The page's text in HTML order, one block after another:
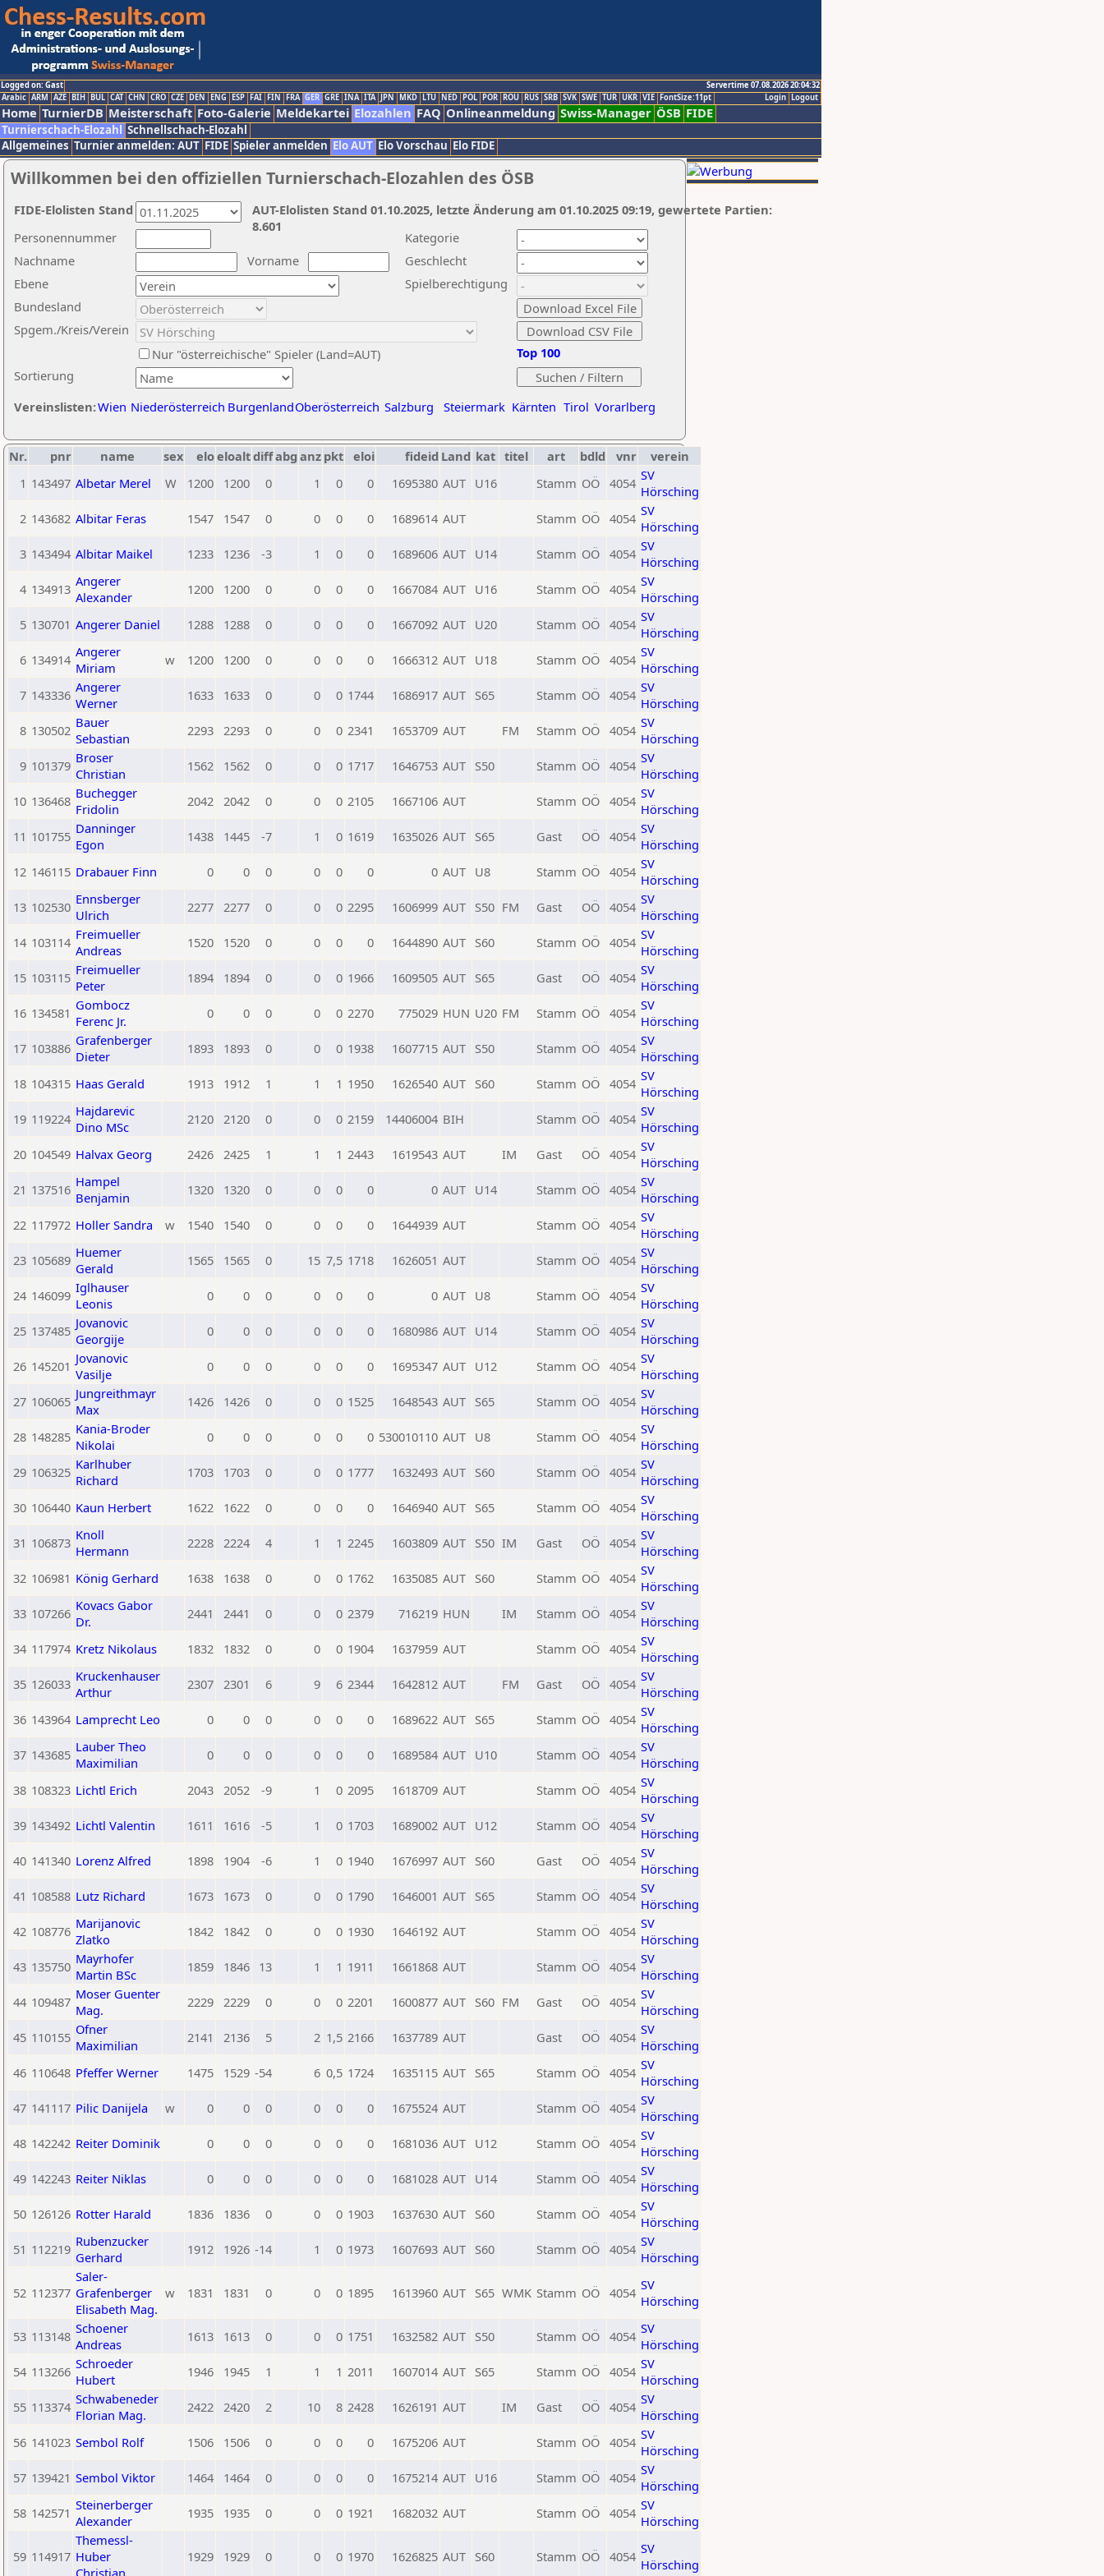
Logged on: Gast
Servertime 07.08.2026 20:04:32
Logout
Login
Arabic ARM AZE BIH BUL CAT CHN CRO CZE DEN ENG ESP FAI FIN FRA GER GRE INA ITA JPN MKD LTU NED POL POR ROU RUS SRB SVK SWE TUR UKR VIE FontSize:11pt
Home TurnierDB Meisterschaft Foto-Galerie Meldekartei Elozahlen FAQ Onlineanmeldung Swiss-Manager ÖSB FIDE
Turnierschach-Elozahl Schnellschach-Elozahl
Allgemeines Turnier anmelden: AUT FIDE Spieler anmelden Elo AUT Elo Vorschau Elo FIDE
Willkommen bei den offiziellen Turnierschach-Elozahlen des ÖSB
Nachname
Vorname
Ebene
Kategorie
Sortierung
Personennummer
Bundesland
Spgem./Kreis/Verein
Geschlecht
Nur "österreichische" Spieler (Land=AUT)
Spielberechtigung
Vereinslisten:Wien Niederösterreich BurgenlandOberösterreich Salzburg Steiermark Kärnten Tirol Vorarlberg
Top 100
AUT-Elolisten Stand 01.10.2025, letzte Änderung am 01.10.2025 09:19, gewertete Partien:
8.601
FIDE-Elolisten Stand
Nr. pnr name sex eloeloaltdiffabg anz pkt eloi fideid Land kat titel art bdld vnr
verein
1 143497 Albetar Merel W 1200 1200 0 1 0 0 1695380 AUT U16 Stamm OÖ 4054 SV
Hörsching
2 143682 Albitar Feras 1547 1547 0 0 0 0 1689614 AUT Stamm OÖ 4054 SV
Hörsching
3 143494 Albitar Maikel 1233 1236 -3 1 0 0 1689606 AUT U14 Stamm OÖ 4054 SV
Hörsching
4 134913 Angerer
Alexander
1200 1200 0 0 0 0 1667084 AUT U16 Stamm OÖ 4054 SV
Hörsching
5 130701 Angerer Daniel 1288 1288 0 0 0 0 1667092 AUT U20 Stamm OÖ 4054 SV
Hörsching
6 134914 Angerer
Miriam
w 1200 1200 0 0 0 0 1666312 AUT U18 Stamm OÖ 4054 SV
Hörsching
7 143336 Angerer
Werner
1633 1633 0 0 0 1744 1686917 AUT S65 Stamm OÖ 4054 SV
Hörsching
8 130502 Bauer
Sebastian
2293 2293 0 0 0 2341 1653709 AUT FM Stamm OÖ 4054 SV
Hörsching
9 101379 Broser
Christian
1562 1562 0 0 0 1717 1646753 AUT S50 Stamm OÖ 4054 SV
Hörsching
10 136468 Buchegger
Fridolin
2042 2042 0 0 0 2105 1667106 AUT Stamm OÖ 4054 SV
Hörsching
11 101755 Danninger
Egon
1438 1445 -7 1 0 1619 1635026 AUT S65 Gast OÖ 4054 SV
Hörsching
12 146115 Drabauer Finn 0 0 0 0 0 0 0 AUT U8 Stamm OÖ 4054 SV
Hörsching
13 102530 Ennsberger
Ulrich
2277 2277 0 0 0 2295 1606999 AUT S50 FM Gast OÖ 4054 SV
Hörsching
14 103114 Freimueller
Andreas
1520 1520 0 0 0 0 1644890 AUT S60 Stamm OÖ 4054 SV
Hörsching
15 103115 Freimueller
Peter
1894 1894 0 0 0 1966 1609505 AUT S65 Gast OÖ 4054 SV
Hörsching
16 134581 Gombocz
Ferenc Jr.
0 0 0 0 0 2270 775029 HUN U20 FM Stamm OÖ 4054 SV
Hörsching
17 103886 Grafenberger
Dieter
1893 1893 0 0 0 1938 1607715 AUT S50 Stamm OÖ 4054 SV
Hörsching
18 104315 Haas Gerald 1913 1912 1 1 1 1950 1626540 AUT S60 Stamm OÖ 4054 SV
Hörsching
19 119224 Hajdarevic
Dino MSc
2120 2120 0 0 0 2159 14406004 BIH Stamm OÖ 4054 SV
Hörsching
20 104549 Halvax Georg 2426 2425 1 1 1 2443 1619543 AUT IM Gast OÖ 4054 SV
Hörsching
21 137516 Hampel
Benjamin
1320 1320 0 0 0 0 0 AUT U14 Stamm OÖ 4054 SV
Hörsching
22 117972 Holler Sandra w 1540 1540 0 0 0 0 1644939 AUT Stamm OÖ 4054 SV
Hörsching
23 105689 Huemer
Gerald
1565 1565 0 15 7,5 1718 1626051 AUT Stamm OÖ 4054 SV
Hörsching
24 146099 Iglhauser
Leonis
0 0 0 0 0 0 0 AUT U8 Stamm OÖ 4054 SV
Hörsching
25 137485 Jovanovic
Georgije
0 0 0 0 0 0 1680986 AUT U14 Stamm OÖ 4054 SV
Hörsching
26 145201 Jovanovic
Vasilje
0 0 0 0 0 0 1695347 AUT U12 Stamm OÖ 4054 SV
Hörsching
27 106065 Jungreithmayr
Max
1426 1426 0 0 0 1525 1648543 AUT S65 Stamm OÖ 4054 SV
Hörsching
28 148285 Kania-Broder
Nikolai
0 0 0 0 0 0 530010110 AUT U8 Stamm OÖ 4054 SV
Hörsching
29 106325 Karlhuber
Richard
1703 1703 0 0 0 1777 1632493 AUT S60 Stamm OÖ 4054 SV
Hörsching
30 106440 Kaun Herbert 1622 1622 0 0 0 0 1646940 AUT S65 Stamm OÖ 4054 SV
Hörsching
31 106873 Knoll
Hermann
2228 2224 4 1 1 2245 1603809 AUT S50 IM Gast OÖ 4054 SV
Hörsching
32 106981 König Gerhard 1638 1638 0 0 0 1762 1635085 AUT S60 Stamm OÖ 4054 SV
Hörsching
33 107266 Kovacs Gabor
Dr.
2441 2441 0 0 0 2379 716219 HUN IM Stamm OÖ 4054 SV
Hörsching
34 117974 Kretz Nikolaus 1832 1832 0 0 0 1904 1637959 AUT Stamm OÖ 4054 SV
Hörsching
35 126033 Kruckenhauser
Arthur
2307 2301 6 9 6 2344 1642812 AUT FM Gast OÖ 4054 SV
Hörsching
36 143964 Lamprecht Leo 0 0 0 0 0 0 1689622 AUT S65 Stamm OÖ 4054 SV
Hörsching
37 143685 Lauber Theo
Maximilian
0 0 0 0 0 0 1689584 AUT U10 Stamm OÖ 4054 SV
Hörsching
38 108323 Lichtl Erich 2043 2052 -9 1 0 2095 1618709 AUT Stamm OÖ 4054 SV
Hörsching
39 143492 Lichtl Valentin 1611 1616 -5 1 0 1703 1689002 AUT U12 Stamm OÖ 4054 SV
Hörsching
40 141340 Lorenz Alfred 1898 1904 -6 1 0 1940 1676997 AUT S60 Gast OÖ 4054 SV
Hörsching
41 108588 Lutz Richard 1673 1673 0 0 0 1790 1646001 AUT S65 Stamm OÖ 4054 SV
Hörsching
42 108776 Marijanovic
Zlatko
1842 1842 0 0 0 1930 1646192 AUT Stamm OÖ 4054 SV
Hörsching
43 135750 Mayrhofer
Martin BSc
1859 1846 13 1 1 1911 1661868 AUT Stamm OÖ 4054 SV
Hörsching
44 109487 Moser Guenter
Mag.
2229 2229 0 0 0 2201 1600877 AUT S60 FM Gast OÖ 4054 SV
Hörsching
45 110155 Ofner
Maximilian
2141 2136 5 2 1,5 2166 1637789 AUT Gast OÖ 4054 SV
Hörsching
46 110648 Pfeffer Werner 1475 1529 -54 6 0,5 1724 1635115 AUT S65 Stamm OÖ 4054 SV
Hörsching
47 141117 Pilic Danijela w 0 0 0 0 0 0 1675524 AUT Stamm OÖ 4054 SV
Hörsching
48 142242 Reiter Dominik 0 0 0 0 0 0 1681036 AUT U12 Stamm OÖ 4054 SV
Hörsching
49 142243 Reiter Niklas 0 0 0 0 0 0 1681028 AUT U14 Stamm OÖ 4054 SV
Hörsching
50 126126 Rotter Harald 1836 1836 0 0 0 1903 1637630 AUT S60 Stamm OÖ 4054 SV
Hörsching
51 112219 Rubenzucker
Gerhard
1912 1926 -14 1 0 1973 1607693 AUT S60 Stamm OÖ 4054 SV
Hörsching
52 112377
Saler-
Grafenberger
Elisabeth Mag.
w 1831 1831 0 0 0 1895 1613960 AUT S65 WMK Stamm OÖ 4054 SV
Hörsching
53 113148 Schoener
Andreas
1613 1613 0 0 0 1751 1632582 AUT S50 Stamm OÖ 4054 SV
Hörsching
54 113266 Schroeder
Hubert
1946 1945 1 1 1 2011 1607014 AUT S65 Stamm OÖ 4054 SV
Hörsching
55 113374 Schwabeneder
Florian Mag.
2422 2420 2 10 8 2428 1626191 AUT IM Gast OÖ 4054 SV
Hörsching
56 141023 Sembol Rolf 1506 1506 0 0 0 0 1675206 AUT Stamm OÖ 4054 SV
Hörsching
57 139421 Sembol Viktor 1464 1464 0 0 0 0 1675214 AUT U16 Stamm OÖ 4054 SV
Hörsching
58 142571 Steinerberger
Alexander
1935 1935 0 0 0 1921 1682032 AUT Stamm OÖ 4054 SV
Hörsching
59 114917
Themessl-
Huber
Christian
1929 1929 0 0 0 1970 1626825 AUT S60 Stamm OÖ 4054 SV
Hörsching